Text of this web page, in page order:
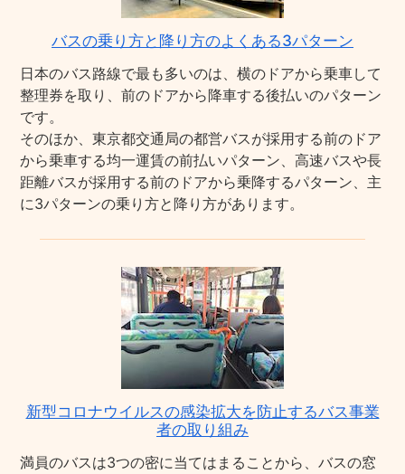
バスの乗り方と降り方のよくある3パターン
日本のバス路線で最も多いのは、横のドアから乗車して
整理券を取り、前のドアから降車する後払いのパターン
です。
そのほか、東京都交通局の都営バスが採用する前のドア
から乗車する均一運賃の前払いパターン、高速バスや長
距離バスが採用する前のドアから乗降するパターン、主
に3パターンの乗り方と降り方があります。
新型コロナウイルスの感染拡大を防止するバス事業
者の取り組み
満員のバスは3つの密に当てはまることから、バスの窓